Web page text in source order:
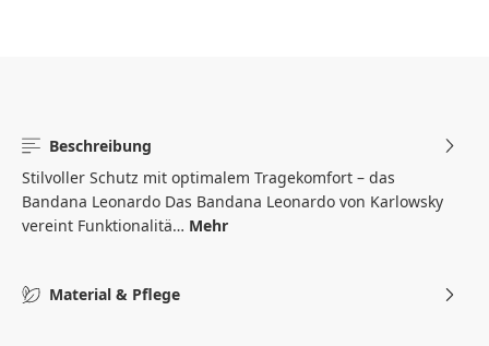
Beschreibung
Stilvoller Schutz mit optimalem Tragekomfort – das
Bandana Leonardo Das Bandana Leonardo von Karlowsky
vereint Funktionalitä… Mehr
Material & Pflege